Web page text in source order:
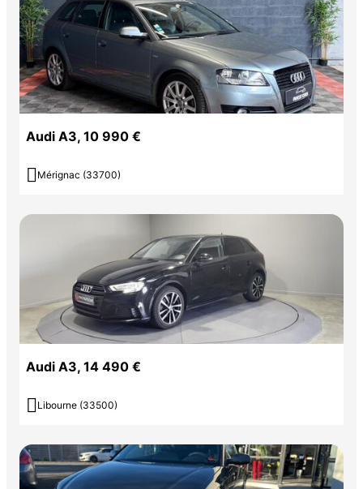
Audi A3, 10 990 €
 Mérignac (33700)
Audi A3, 14 490 €
 Libourne (33500)